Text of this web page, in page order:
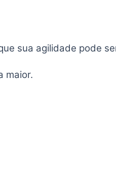
sua agilidade pode
maior.